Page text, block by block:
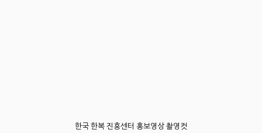
한국 한복 진흥센터 홍보영상 촬영컷